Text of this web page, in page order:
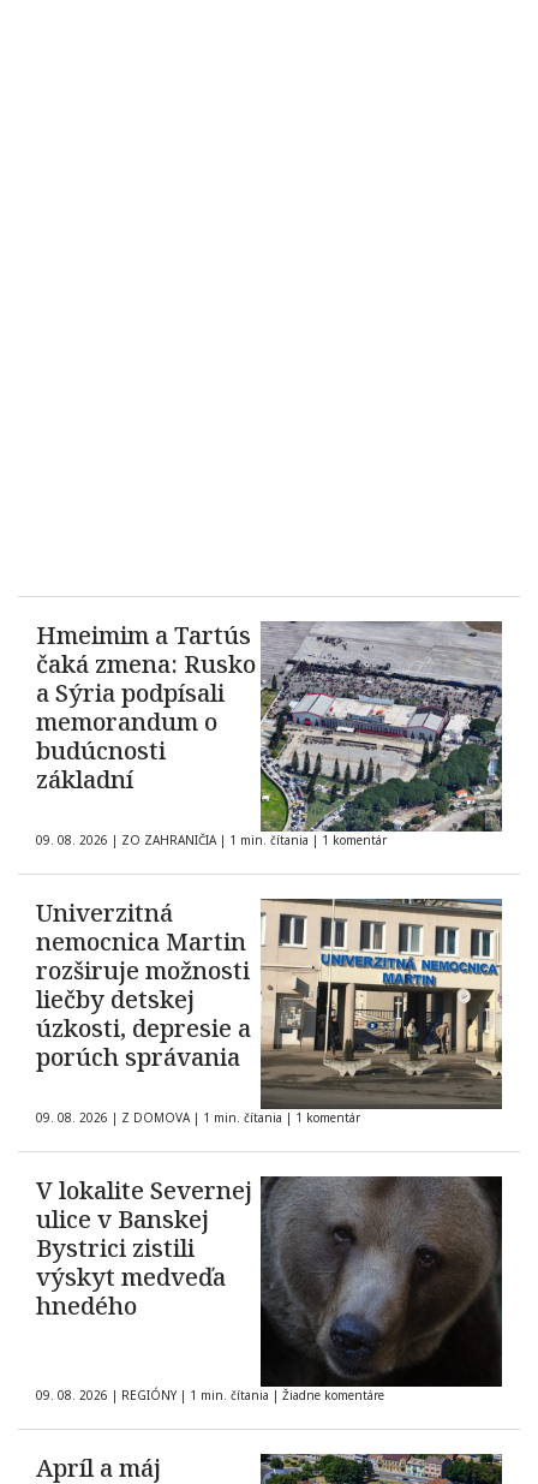
Hmeimim a Tartús
čaká zmena: Rusko
a Sýria podpísali
memorandum o
budúcnosti
základní
09. 08. 2026 | ZO ZAHRANIČIA | 1 min. čítania | 1 komentár
Univerzitná
nemocnica Martin
rozširuje možnosti
liečby detskej
úzkosti, depresie a
porúch správania
09. 08. 2026 | Z DOMOVA | 1 min. čítania | 1 komentár
V lokalite Severnej
ulice v Banskej
Bystrici zistili
výskyt medveďa
hnedého
09. 08. 2026 | REGIÓNY | 1 min. čítania | Žiadne komentáre
Apríl a máj